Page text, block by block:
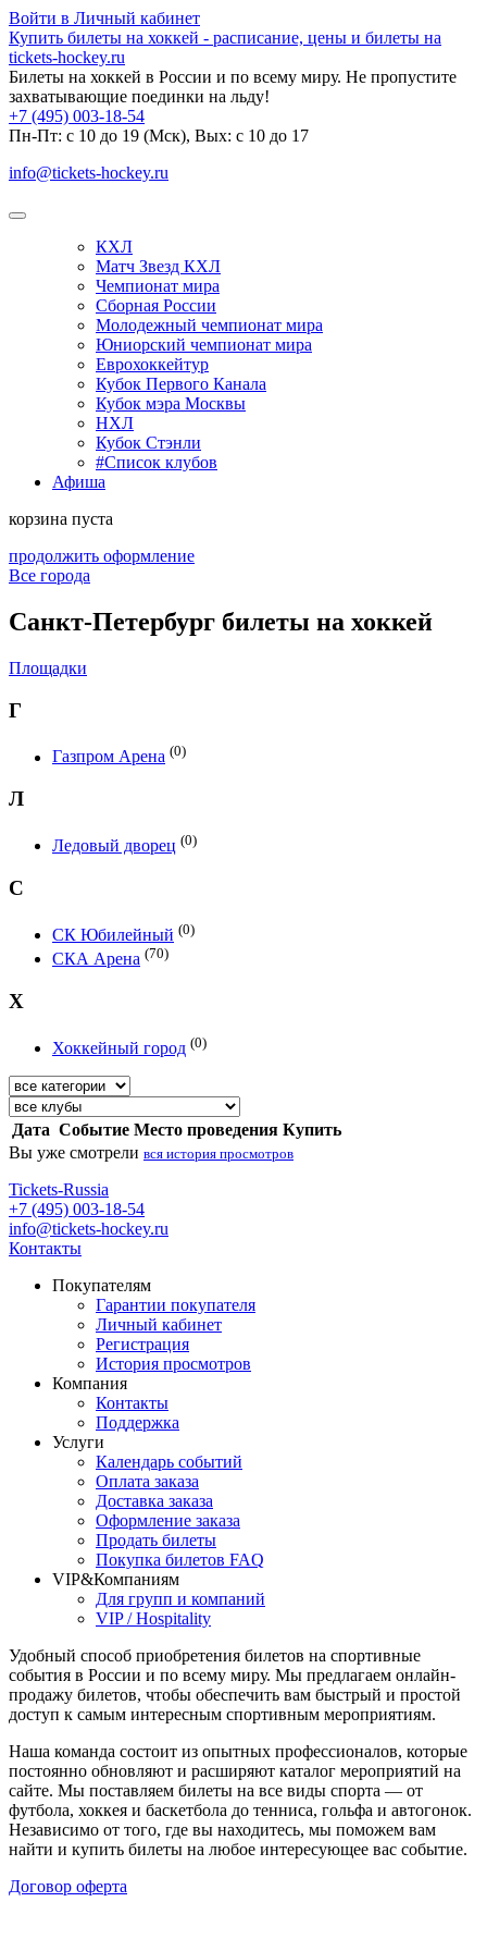
Войти в Личный кабинет
Купить билеты на хоккей - расписание, цены и билеты на
tickets-hockey.ru
Билеты на хоккей в России и по всему миру. Не пропустите
захватывающие поединки на льду!
+7 (495) 003-18-54
Пн-Пт: c 10 до 19 (Мск), Вых: с 10 до 17
info@tickets-hockey.ru
КХЛ
Матч Звезд КХЛ
Чемпионат мира
Сборная России
Молодежный чемпионат мира
Юниорский чемпионат мира
Еврохоккейтур
Кубок Первого Канала
Кубок мэра Москвы
НХЛ
Кубок Стэнли
#Список клубов
Афиша
корзина пуста
продолжить оформление
Все города
Санкт-Петербург билеты на хоккей
Площадки
Г
Газпром Арена (0)
Л
Ледовый дворец (0)
С
СК Юбилейный (0)
СКА Арена (70)
Х
Хоккейный город (0)
Дата Событие Место проведения Купить
Вы уже смотрели вся история просмотров
Tickets-Russia
+7 (495) 003-18-54
info@tickets-hockey.ru
Контакты
Покупателям
Гарантии покупателя
Личный кабинет
Регистрация
История просмотров
Компания
Контакты
Поддержка
Услуги
Календарь событий
Оплата заказа
Доставка заказа
Оформление заказа
Продать билеты
Покупка билетов FAQ
VIP&Компаниям
Для групп и компаний
VIP / Hospitality
Удобный способ приобретения билетов на спортивные
события в России и по всему миру. Мы предлагаем онлайн-
продажу билетов, чтобы обеспечить вам быстрый и простой
доступ к самым интересным спортивным мероприятиям.
Наша команда состоит из опытных профессионалов, которые
постоянно обновляют и расширяют каталог мероприятий на
сайте. Мы поставляем билеты на все виды спорта — от
футбола, хоккея и баскетбола до тенниса, гольфа и автогонок.
Независимо от того, где вы находитесь, мы поможем вам
найти и купить билеты на любое интересующее вас событие.
Договор оферта